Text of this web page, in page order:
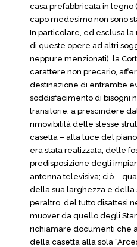
casa prefabbricata in legno
capo medesimo non sono
In particolare, ed esclusa la
di queste opere ad altri
neppure menzionati), la
carattere non precario,
destinazione di entrambe
soddisfacimento di bisogni
transitorie, a prescindere
rimovibilità delle stesse
casetta – alla luce del
era stata realizzata, delle
predisposizione degli
antenna televisiva; ciò –
della sua larghezza e della
peraltro, del tutto disattesi
muover da quello degli
richiamare documenti che
della casetta alla sola